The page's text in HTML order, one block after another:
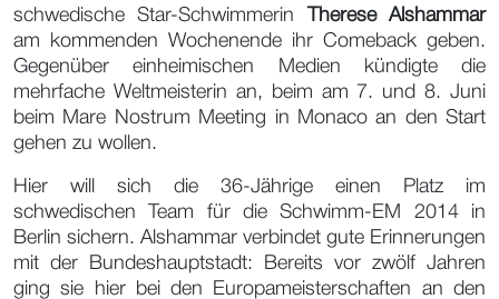
schwedische Star-Schwimmerin Therese Alshammar
am kommenden Wochenende ihr Comeback geben.
Gegenüber einheimischen Medien kündigte die
mehrfache Weltmeisterin an, beim am 7. und 8. Juni
beim Mare Nostrum Meeting in Monaco an den Start
gehen zu wollen.
Hier will sich die 36-Jährige einen Platz im
schwedischen Team für die Schwimm-EM 2014 in
Berlin sichern. Alshammar verbindet gute Erinnerungen
mit der Bundeshauptstadt: Bereits vor zwölf Jahren
ging sie hier bei den Europameisterschaften an den